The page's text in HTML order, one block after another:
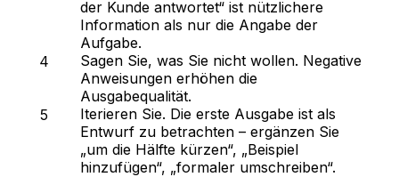
der Kunde antwortet“ ist nützlichere
Information als nur die Angabe der
Aufgabe.
Sagen Sie, was Sie nicht wollen. Negative
Anweisungen erhöhen die
Ausgabequalität.
Iterieren Sie. Die erste Ausgabe ist als
Entwurf zu betrachten – ergänzen Sie
„um die Hälfte kürzen“, „Beispiel
hinzufügen“, „formaler umschreiben“.